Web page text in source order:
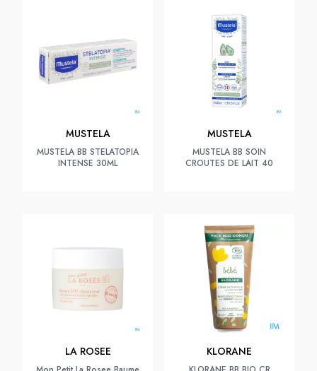
MUSTELA
MUSTELA BB STELATOPIA
INTENSE 30ML
MUSTELA
MUSTELA BB SOIN
CROUTES DE LAIT 40
LA ROSEE KLORANE